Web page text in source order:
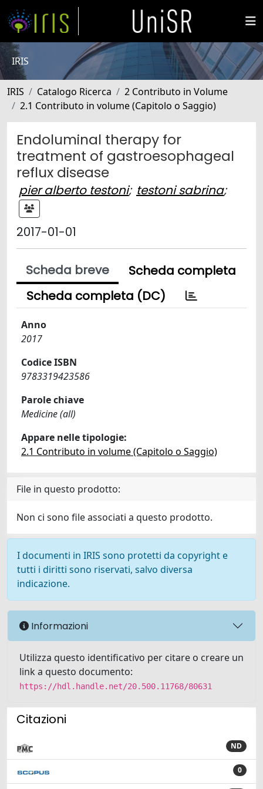
IRIS
IRIS Catalogo Ricerca
2 Contributo in Volume
2.1 Contributo in volume (Capitolo o Saggio)
Endoluminal therapy for
treatment of gastroesophageal
reflux disease
pier alberto testoni; testoni sabrina;
2017-01-01
Scheda breve
Scheda completa
Scheda completa (DC)
Anno
2017
Codice ISBN
9783319423586
Parole chiave
Medicine (all)
Appare nelle tipologie:
2.1 Contributo in volume (Capitolo o Saggio)
File in questo prodotto:
Non ci sono file associati a questo prodotto.
I documenti in IRIS sono protetti da copyright e
tutti i diritti sono riservati, salvo diversa
indicazione.
Informazioni
Utilizza questo identificativo per citare o creare un
link a questo documento:
https://hdl.handle.net/20.500.11768/80631
Citazioni
ND
0